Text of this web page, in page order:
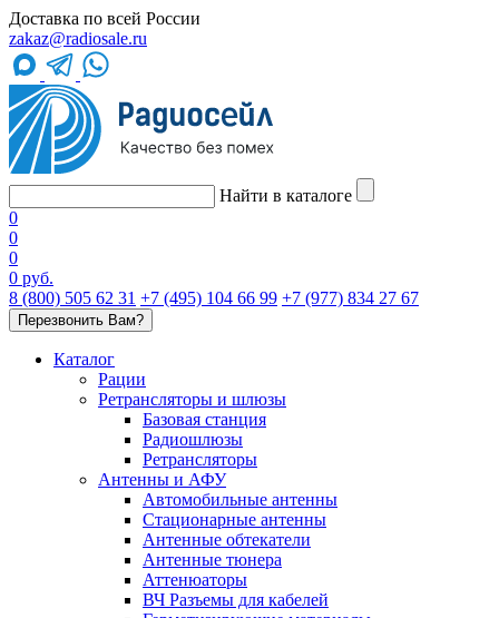
Доставка по всей России
zakaz@radiosale.ru
Найти в каталоге
0
0
0
0 руб.
8 (800) 505 62 31 +7 (495) 104 66 99 +7 (977) 834 27 67
Перезвонить Вам?
Каталог
Рации
Ретрансляторы и шлюзы
Базовая станция
Радиошлюзы
Ретрансляторы
Антенны и АФУ
Автомобильные антенны
Стационарные антенны
Антенные обтекатели
Антенные тюнера
Аттенюаторы
ВЧ Разъемы для кабелей